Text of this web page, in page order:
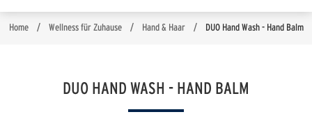
Home / Wellness für Zuhause / Hand & Haar / DUO Hand Wash - Hand Balm
DUO HAND WASH - HAND BALM